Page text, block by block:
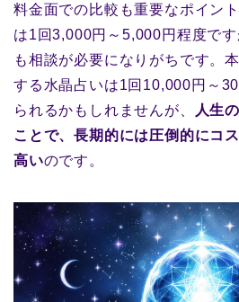
料金面での比較も重要なポイン
は1回3,000円～5,000円程度で
も相談が必要になりがちです。
する水晶占いは1回10,000円～
られるかもしれませんが、
人生
ことで、長期的には圧倒的にコ
高いのです。